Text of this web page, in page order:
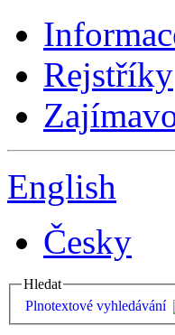
Rejstříky
English
Česky
Hledat
Plnotextové vyhledávání